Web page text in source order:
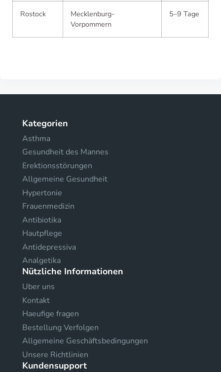
Rostock
Mecklenburg-
Vorpommern
5–9 Tage
Kategorien
Asthma
Gesundheit des Mannes
Erektionsstörungen
Allgemeine Gesundheit
Hypertonie
Frauenmedizin
Antibiotika
Hautpflege
Antidepressiva
Analgetika
Nützliche Informationen
Uber uns
Kontakt
Haeufige fragen
Bestellung Verfolgen
Allgemeine Geschäftsbedingungen
Unsere Richtlinien
Kundensupport